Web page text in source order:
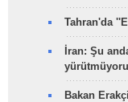
Tahran'da
İran: Şu
Bakan